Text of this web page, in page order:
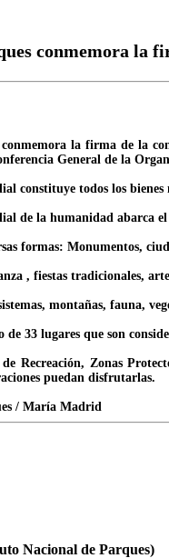
conmemora la
conmemora la firma de la
General de la
constituye todos los
de la humanidad abarca
formas: Monumentos,
, fiestas tradicionales,
montañas, fauna,
33 lugares que son
Recreación, Zonas
puedan disfrutarlas.
/ María Madrid
Nacional de Parques)